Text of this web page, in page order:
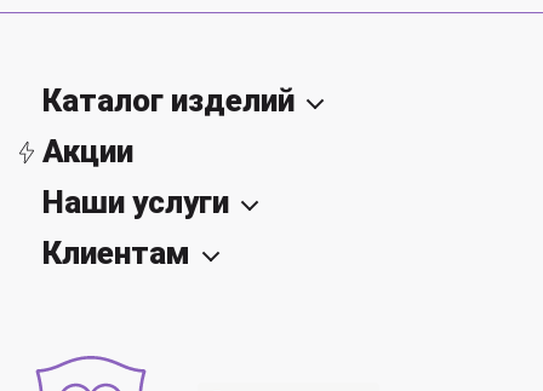
Каталог изделий
Акции
Наши услуги
Клиентам